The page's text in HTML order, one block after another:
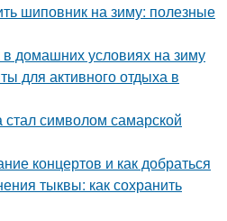
шиповник на зиму: полезные
домашних условиях на зиму
для активного отдыха в
символом самарской
концертов и как добраться
тыквы: как сохранить